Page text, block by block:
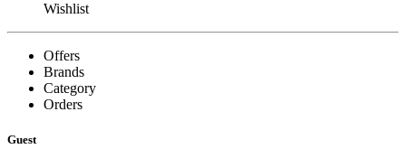
Wishlist
Offers
Brands
Category
Orders
Guest